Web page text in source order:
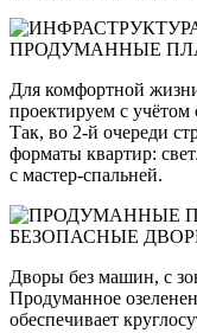
ПРОДУМАННЫЕ
Для комфортной
проектируем с
Так, во 2-й очереди
форматы квартир:
с мастер-спальней.
БЕЗОПАСНЫЕ
Дворы без машин, с
Продуманное
обеспечивает